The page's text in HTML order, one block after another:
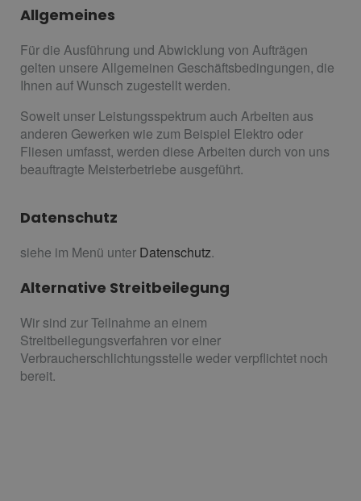
Allgemeines
Für die Ausführung und Abwicklung von Aufträgen
gelten unsere Allgemeinen Geschäftsbedingungen, die
Ihnen auf Wunsch zugestellt werden.
Soweit unser Leistungsspektrum auch Arbeiten aus
anderen Gewerken wie zum Beispiel Elektro oder
Fliesen umfasst, werden diese Arbeiten durch von uns
beauftragte Meisterbetriebe ausgeführt.
Datenschutz
siehe im Menü unter Datenschutz.
Alternative Streitbeilegung
Wir sind zur Teilnahme an einem
Streitbeilegungsverfahren vor einer
Verbraucherschlichtungsstelle weder verpflichtet noch
bereit.